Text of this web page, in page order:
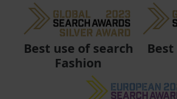
Best use of search
Fashion